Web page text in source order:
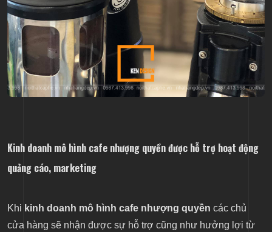
Kinh doanh mô hình cafe nhượng quyền được hỗ trợ hoạt động
quảng cáo, marketing
Khi kinh doanh mô hình cafe nhượng quyền các chủ
cửa hàng sẽ nhận được sự hỗ trợ cũng như hưởng lợi từ